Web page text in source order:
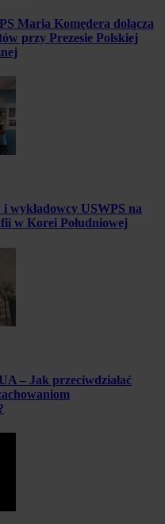
Maria Komędera dołącza
przy Prezesie Polskiej
wykładowcy USWPS na
w Korei Południowej
– Jak przeciwdziałać